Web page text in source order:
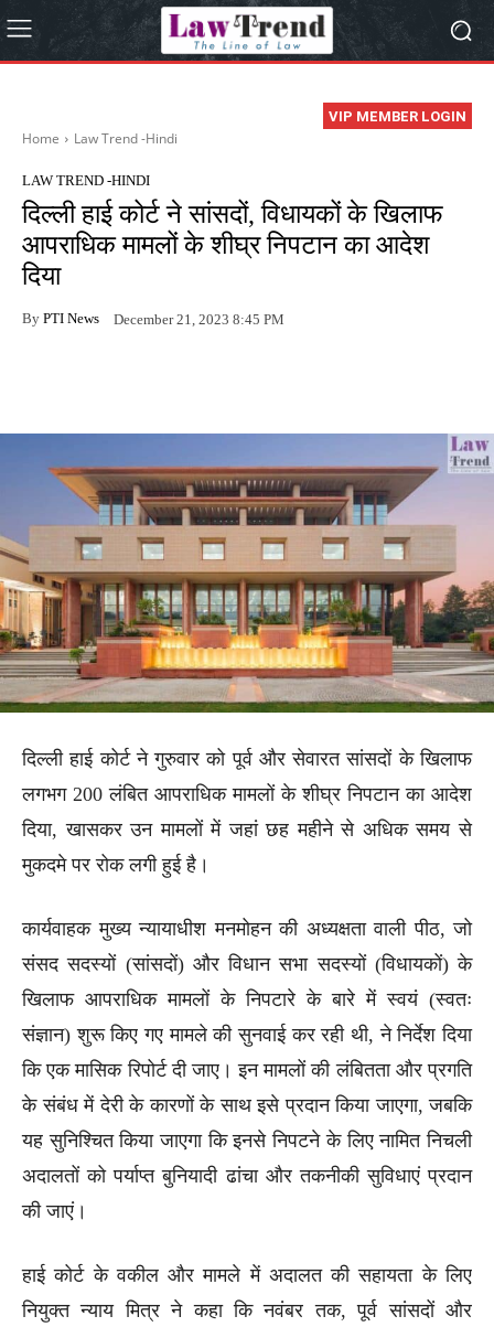
VIP MEMBER LOGIN
Home Law Trend -Hindi
LAW TREND -HINDI
दिल्ली हाई कोर्ट ने सांसदों, विधायकों के खिलाफ
आपराधिक मामलों के शीघ्र निपटान का आदेश
दिया
By PTI News December 21, 2023 8:45 PM
दिल्ली हाई कोर्ट ने गुरुवार को पूर्व और सेवारत सांसदों के खिलाफ
लगभग 200 लंबित आपराधिक मामलों के शीघ्र निपटान का आदेश
दिया, खासकर उन मामलों में जहां छह महीने से अधिक समय से
मुकदमे पर रोक लगी हुई है।
कार्यवाहक मुख्य न्यायाधीश मनमोहन की अध्यक्षता वाली पीठ, जो
संसद सदस्यों (सांसदों) और विधान सभा सदस्यों (विधायकों) के
खिलाफ आपराधिक मामलों के निपटारे के बारे में स्वयं (स्वतः
संज्ञान) शुरू किए गए मामले की सुनवाई कर रही थी, ने निर्देश दिया
कि एक मासिक रिपोर्ट दी जाए। इन मामलों की लंबितता और प्रगति
के संबंध में देरी के कारणों के साथ इसे प्रदान किया जाएगा, जबकि
यह सुनिश्चित किया जाएगा कि इनसे निपटने के लिए नामित निचली
अदालतों को पर्याप्त बुनियादी ढांचा और तकनीकी सुविधाएं प्रदान
की जाएं।
हाई कोर्ट के वकील और मामले में अदालत की सहायता के लिए
नियुक्त न्याय मित्र ने कहा कि नवंबर तक, पूर्व सांसदों और